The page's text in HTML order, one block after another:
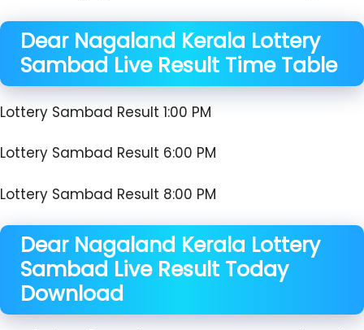
Dear Nagaland Kerala Lottery
Sambad Live Result Time Table
Lottery Sambad Result 1:00 PM
Lottery Sambad Result 6:00 PM
Lottery Sambad Result 8:00 PM
Dear Nagaland Kerala Lottery
Sambad Live Result Today
Download